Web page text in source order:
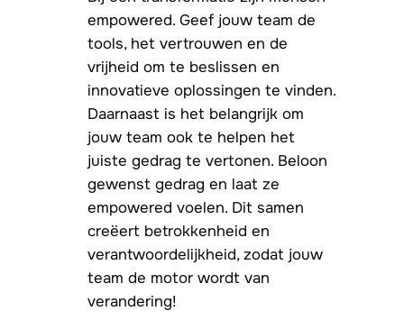
empowered. Geef jouw team de
tools, het vertrouwen en de
vrijheid om te beslissen en
innovatieve oplossingen te vinden.
Daarnaast is het belangrijk om
jouw team ook te helpen het
juiste gedrag te vertonen. Beloon
gewenst gedrag en laat ze
empowered voelen. Dit samen
creëert betrokkenheid en
verantwoordelijkheid, zodat jouw
team de motor wordt van
verandering!